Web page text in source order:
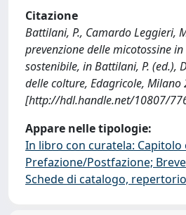
Citazione
Battilani, P., Camardo Leggieri,
prevenzione delle micotossine
sostenibile, in Battilani, P. (ed.),
delle colture, Edagricole,
[http://hdl.handle.net/10807/
Appare nelle tipologie:
In libro con curatela: Capitolo
Prefazione/Postfazione;
Schede di catalogo,